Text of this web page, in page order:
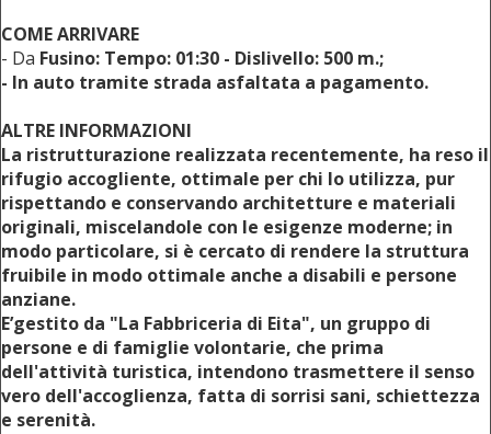
COME ARRIVARE
- Da Fusino: Tempo: 01:30 - Dislivello: 500 m.;
- In auto tramite strada asfaltata a pagamento.
ALTRE INFORMAZIONI
La ristrutturazione realizzata recentemente, ha reso il
rifugio accogliente, ottimale per chi lo utilizza, pur
rispettando e conservando architetture e materiali
originali, miscelandole con le esigenze moderne; in
modo particolare, si è cercato di rendere la struttura
fruibile in modo ottimale anche a disabili e persone
anziane.
E’gestito da "La Fabbriceria di Eita", un gruppo di
persone e di famiglie volontarie, che prima
dell'attività turistica, intendono trasmettere il senso
vero dell'accoglienza, fatta di sorrisi sani, schiettezza
e serenità.